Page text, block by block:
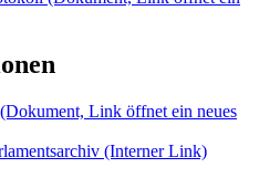
(Dokument, Link öffnet ein neues
(Interner Link)